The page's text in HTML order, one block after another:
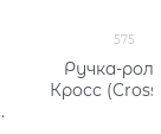
575
Ручка-
Кросс